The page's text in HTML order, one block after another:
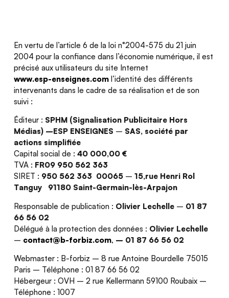
En vertu de l’article 6 de la loi n°2004-575 du 21 juin
2004 pour la confiance dans l’économie numérique, il est
précisé aux utilisateurs du site Internet
www.esp-enseignes.com l’identité des différents
intervenants dans le cadre de sa réalisation et de son
suivi :
Éditeur : SPHM (Signalisation Publicitaire Hors
Médias) –ESP ENSEIGNES – SAS, société par
actions simplifiée
Capital social de : 40 000,00 €
TVA : FR09 950 562 363
SIRET : 950 562 363 00065 – 15,rue Henri Rol
Tanguy 91180 Saint-Germain-lès-Arpajon
Responsable de publication : Olivier Lechelle– 01 87
66 56 02
Délégué à la protection des données : Olivier Lechelle
– contact@b-forbiz.com, – 01 87 66 56 02
Webmaster : B-forbiz – 8 rue Antoine Bourdelle 75015
Paris – Téléphone : 01 87 66 56 02
Hébergeur : OVH – 2 rue Kellermann 59100 Roubaix –
Téléphone : 1007